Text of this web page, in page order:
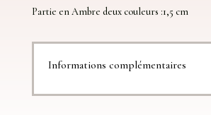
Partie en Ambre deux couleurs :1,5 cm
Informations complémentaires